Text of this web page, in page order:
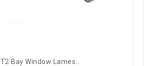
T2 Bay Window Lames...